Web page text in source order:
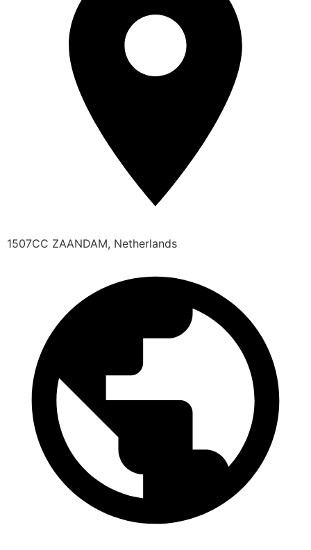
1507CC ZAANDAM, Netherlands